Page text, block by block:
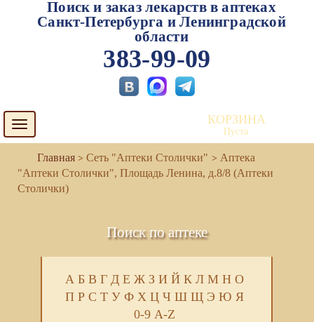
Поиск и заказ лекарств в аптеках
Санкт-Петербурга и Ленинградской
области
383-99-09
Toggle
navigation
КОРЗИНА
Пуста
Сеть "Аптеки Столички"
Аптека
"Аптеки Столички", Площадь Ленина, д.8/8 (Аптеки
Столички)
Поиск по аптеке
А Б В Г Д Е Ж З И Й К Л М Н О
П Р С Т У Ф Х Ц Ч Ш Щ Э Ю Я
0-9 A-Z